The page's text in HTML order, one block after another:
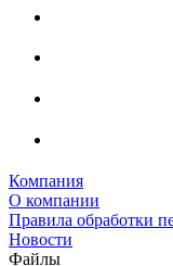
Компания
О компании
Правила обработки
Новости
Файлы